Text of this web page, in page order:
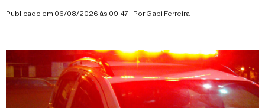
Publicado em 06/08/2026 às 09:47 - PorGabi Ferreira